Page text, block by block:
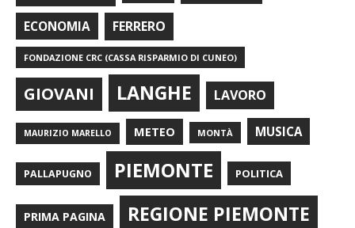
ECONOMIA FERRERO
FONDAZIONE CRC (CASSA RISPARMIO DI CUNEO)
GIOVANI LANGHE LAVORO
MAURIZIO MARELLO METEO MONTÀ MUSICA
PALLAPUGNO PIEMONTE POLITICA
PRIMA PAGINA REGIONE PIEMONTE